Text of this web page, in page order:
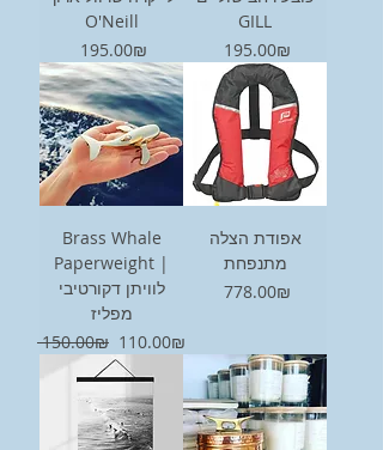
O'Neill
Price
‏195.00 ‏₪
GILL
Price
‏195.00 ‏₪
Brass Whale
Paperweight |
לוויתן דקורטיבי
מפליז
Regular Price
‏150.00 ‏₪ Sale Price
‏110.00 ‏₪
אפודת הצלה
מתנפחת
Price
‏778.00 ‏₪